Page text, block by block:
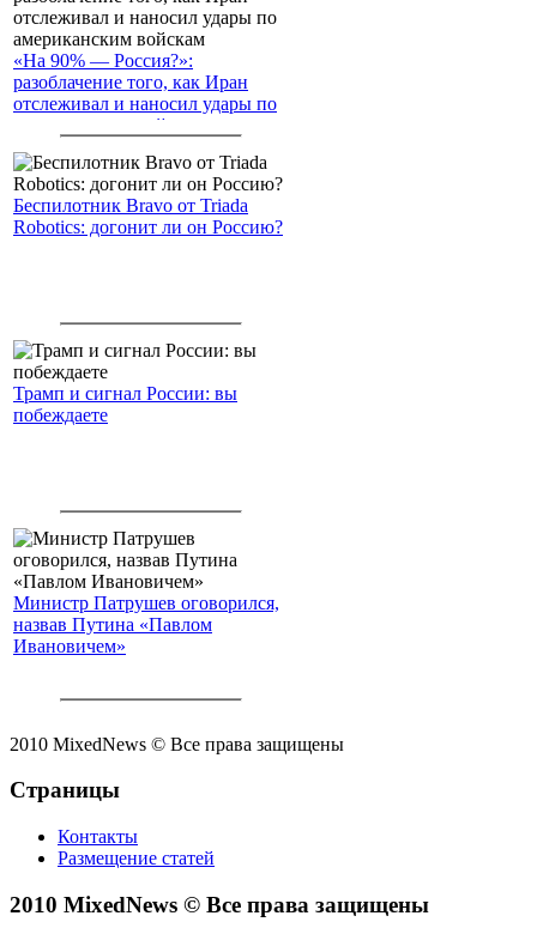
«На 90% — Россия?»:
разоблачение того, как Иран
отслеживал и наносил удары по
американским войскам
Беспилотник Bravo от Triada
Robotics: догонит ли он Россию?
Трамп и сигнал России: вы
побеждаете
Министр Патрушев оговорился,
назвав Путина «Павлом
Ивановичем»
2010 MixedNews © Все права защищены
Страницы
Контакты
Размещение статей
2010 MixedNews © Все права защищены